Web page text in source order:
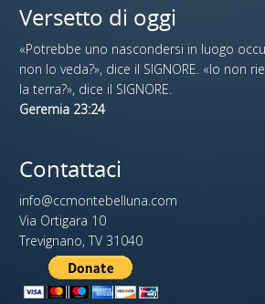
Versetto di oggi
«Potrebbe uno nascondersi in luogo
non lo veda?», dice il SIGNORE. «Io non
la terra?», dice il SIGNORE.
Geremia 23:24
Contattaci
info@ccmontebelluna.com
Via Ortigara 10
Trevignano, TV 31040